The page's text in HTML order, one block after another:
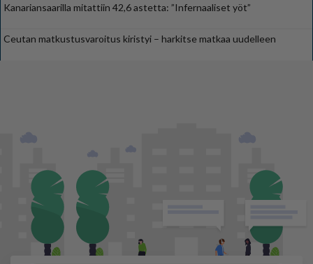
Kanariansaarilla mitattiin 42,6 astetta: ”Infernaaliset yöt”
Ceutan matkustusvaroitus kiristyi – harkitse matkaa uudelleen